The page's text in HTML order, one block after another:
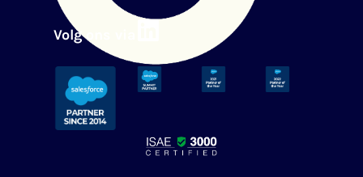
Volg ons via